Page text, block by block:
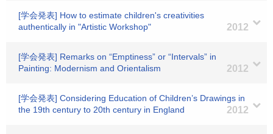
[学会発表] How to estimate children's creativities
authentically in "Artistic Workshop"
2012
[学会発表] Remarks on “Emptiness” or “Intervals” in
Painting: Modernism and Orientalism
2012
[学会発表] Considering Education of Children’s Drawings in
the 19th century to 20th century in England
2012